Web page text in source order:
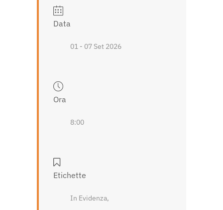
Data
01 - 07 Set 2026
Ora
8:00
Etichette
In Evidenza,